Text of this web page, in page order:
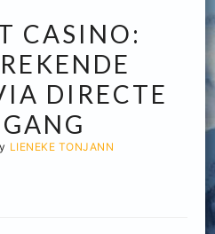
CASINO:
DIRECTE
LIENEKE TONJANN